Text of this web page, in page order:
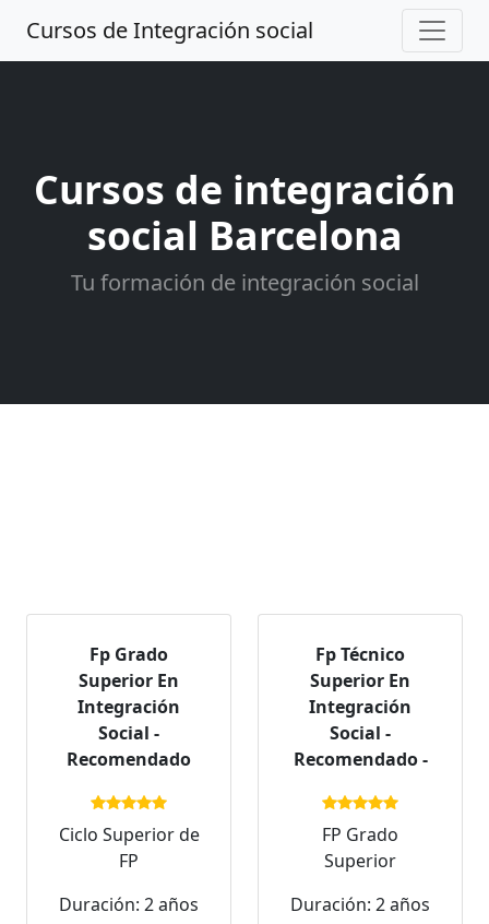
Cursos de Integración social
Cursos de integración
social Barcelona
Tu formación de integración social
Fp Grado
Superior En
Integración
Social -
Recomendado
Ciclo Superior de
FP
Duración: 2 años
Fp Técnico
Superior En
Integración
Social -
Recomendado -
FP Grado
Superior
Duración: 2 años